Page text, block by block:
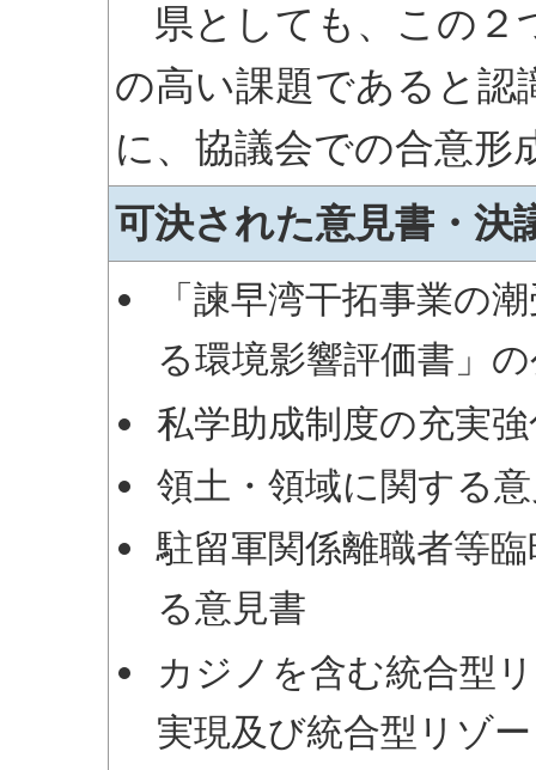
県としても、この２
の高い課題であると認
に、協議会での合意形
可決された意見書・決
「諫早湾干拓事業の
る環境影響評価書」
私学助成制度の充実
領土・領域に関する
駐留軍関係離職者等
る意見書
カジノを含む統合型
実現及び統合型リゾ